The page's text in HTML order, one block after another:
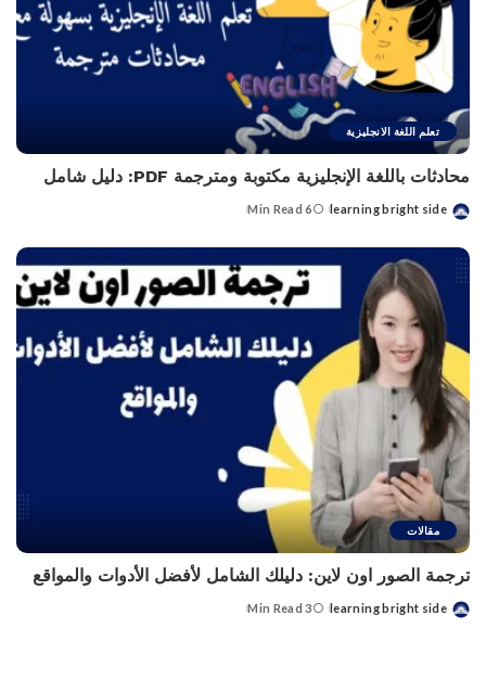
تعلم اللغة الانجليزية
محادثات باللغة الإنجليزية مكتوبة ومترجمة PDF: دليل شامل
Posted
learning bright side
6 Min Read
مقالات
ترجمة الصور اون لاين: دليلك الشامل لأفضل الأدوات والمواقع
Posted
learning bright side
3 Min Read